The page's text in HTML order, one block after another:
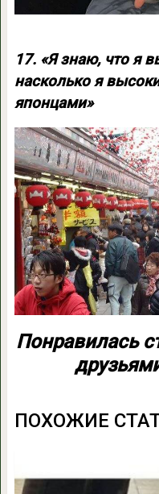
17. «Я знаю, что я
насколько я
японцами»
Понравилась
ПОХОЖИЕ